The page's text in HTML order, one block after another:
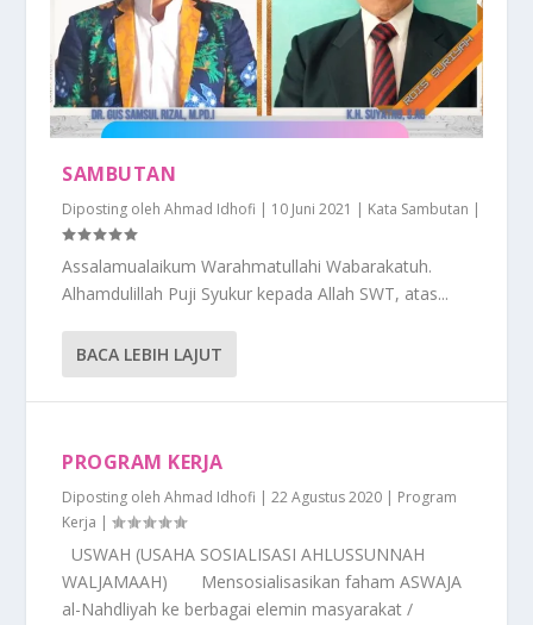
SAMBUTAN
Diposting olehAhmad Idhofi | 10 Juni 2021 | Kata Sambutan |
Assalamualaikum Warahmatullahi Wabarakatuh.
Alhamdulillah Puji Syukur kepada Allah SWT, atas...
BACA LEBIH LAJUT
PROGRAM KERJA
Diposting olehAhmad Idhofi |22 Agustus 2020 | Program
Kerja |
USWAH (USAHA SOSIALISASI AHLUSSUNNAH
WALJAMAAH) Mensosialisasikan faham ASWAJA
al-Nahdliyah ke berbagai elemin masyarakat /